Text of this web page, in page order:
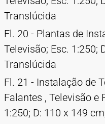
Translúcida
Fl. 20 - Plantas de
Televisão; Esc. 1:250;
Translúcida
Fl. 21 - Instalação de
Falantes , Televisão e
1:250; D: 110 x 149